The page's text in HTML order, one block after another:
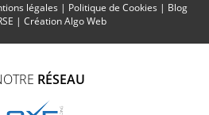
légales | Politique de Cookies | Blog
| Création Algo Web
RÉSEAU